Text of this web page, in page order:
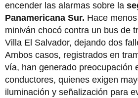
encender las alarmas sobre la
Panamericana Sur. Hace
miniván chocó contra un bus de
Villa El Salvador, dejando dos
Ambos casos, registrados en
vía, han generado preocupación
conductores, quienes exigen
iluminación y señalización para